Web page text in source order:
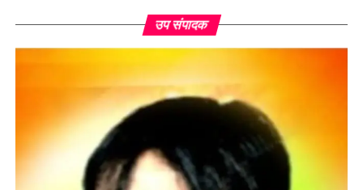
उप संपादक